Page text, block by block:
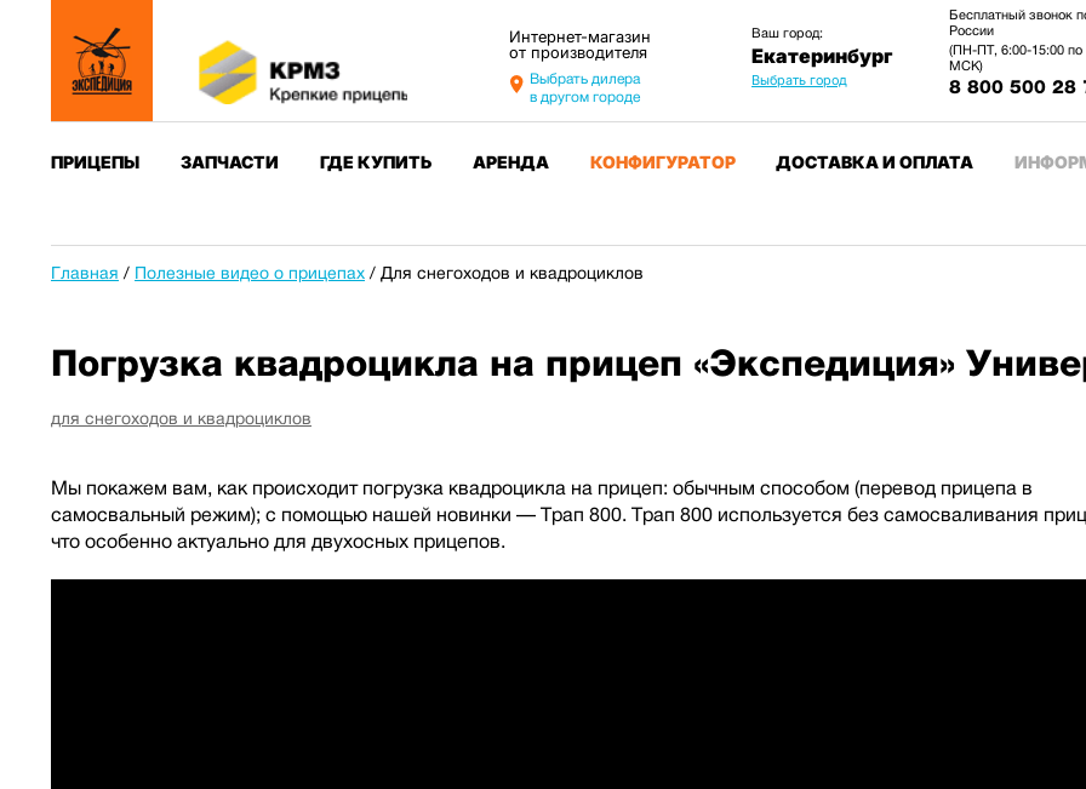
Интернет-магазин
от производителя
Выбрать дилера
в другом городе
Ваш город:
Екатеринбург
Выбрать город
Бесплатный звонок
России
(ПН-ПТ, 6:00-15:00 по
МСК)
8 800 500 28
ПРИЦЕПЫ ЗАПЧАСТИ ГДЕ КУПИТЬ АРЕНДА КОНФИГУРАТОР ДОСТАВКА И ОПЛАТА
Главная / Полезные видео о прицепах / Для снегоходов и квадроциклов
Погрузка квадроцикла на прицеп «Экспедиция»
для снегоходов и квадроциклов
Мы покажем вам, как происходит погрузка квадроцикла на прицеп: обычным способом (перевод прицепа в
самосвальный режим); с помощью нашей новинки — Трап 800. Трап 800 используется без самосваливания
что особенно актуально для двухосных прицепов.